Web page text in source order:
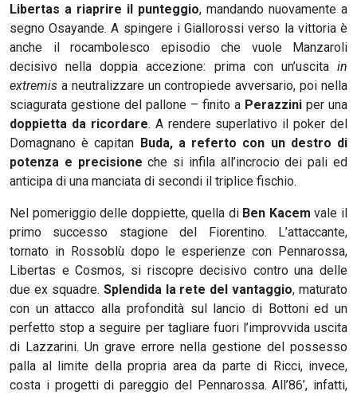
Libertas a riaprire il punteggio, mandando nuovamente a
segno Osayande. A spingere i Giallorossi verso la vittoria è
anche il rocambolesco episodio che vuole Manzaroli
decisivo nella doppia accezione: prima con un’uscita in
extremis a neutralizzare un contropiede avversario, poi nella
sciagurata gestione del pallone – finito a Perazzini per una
doppietta da ricordare. A rendere superlativo il poker del
Domagnano è capitan Buda, a referto con un destro di
potenza e precisione che si infila all’incrocio dei pali ed
anticipa di una manciata di secondi il triplice fischio.
Nel pomeriggio delle doppiette, quella di Ben Kacem vale il
primo successo stagione del Fiorentino. L’attaccante,
tornato in Rossoblù dopo le esperienze con Pennarossa,
Libertas e Cosmos, si riscopre decisivo contro una delle
due ex squadre. Splendida la rete del vantaggio, maturato
con un attacco alla profondità sul lancio di Bottoni ed un
perfetto stop a seguire per tagliare fuori l’improvvida uscita
di Lazzarini. Un grave errore nella gestione del possesso
palla al limite della propria area da parte di Ricci, invece,
costa i progetti di pareggio del Pennarossa. All’86’, infatti,